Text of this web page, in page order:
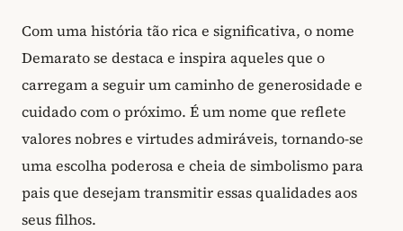
Com uma história tão rica e significativa, o nome
Demarato se destaca e inspira aqueles que o
carregam a seguir um caminho de generosidade e
cuidado com o próximo. É um nome que reflete
valores nobres e virtudes admiráveis, tornando-se
uma escolha poderosa e cheia de simbolismo para
pais que desejam transmitir essas qualidades aos
seus filhos.